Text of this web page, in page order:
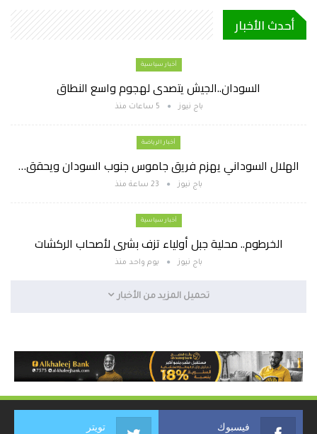
أحدث الأخبار
أخبار سياسية
السودان..الجيش يتصدى لهجوم واسع النطاق
باج نيوز 5 ساعات منذ
أخبار الرياضة
الهلال السوداني يهزم فريق جاموس جنوب السودان ويحقق…
باج نيوز 23 ساعة منذ
أخبار سياسية
الخرطوم.. محلية جبل أولياء تزف بشرى لأصحاب الركشات
باج نيوز يوم واحد منذ
تحميل المزيد من الأخبار
فيسبوك تويتر